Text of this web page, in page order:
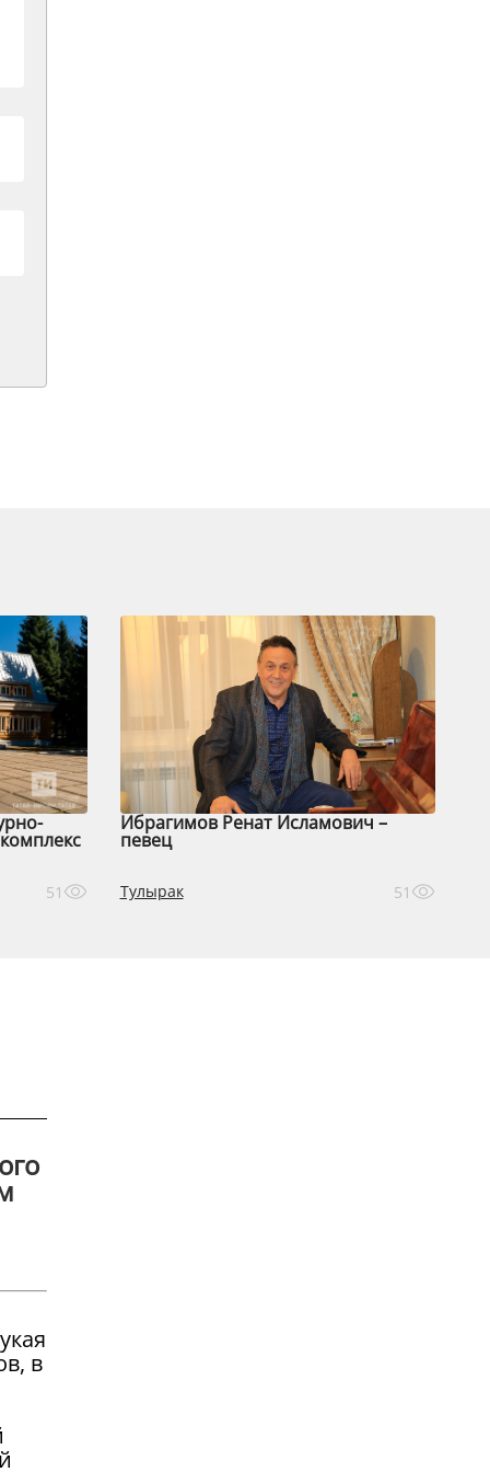
51
Ибрагимов Ренат Исламович –
певец
Тулырак 51
в